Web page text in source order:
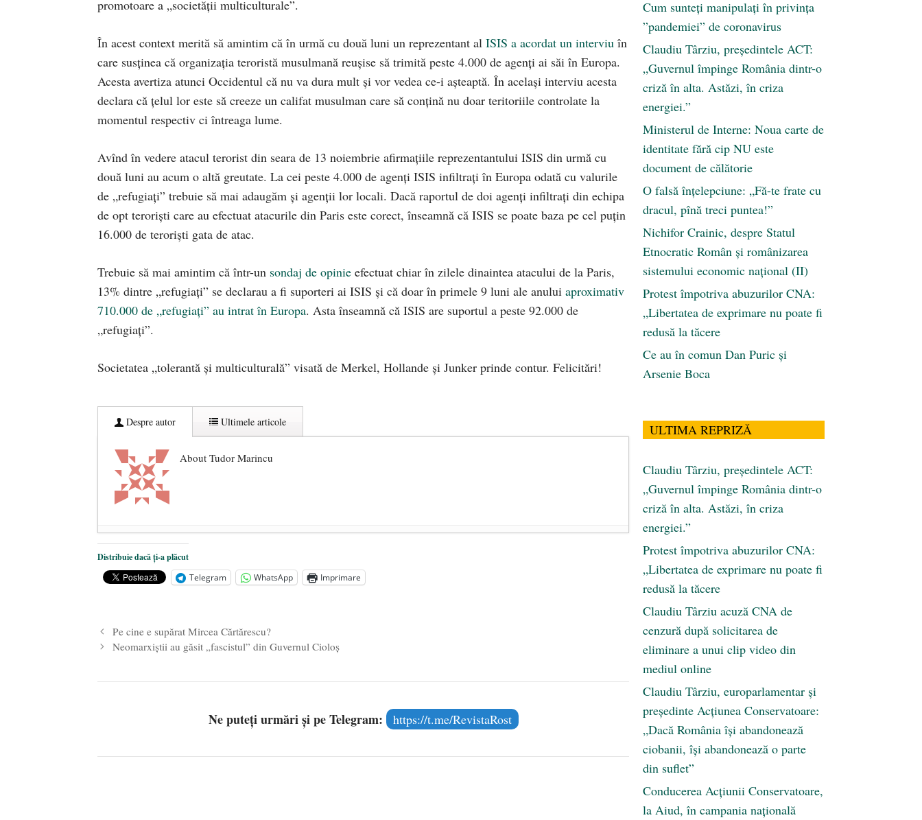
promotoare a „societății multiculturale”.
În acest context merită să amintim că în urmă cu două luni un reprezentant al ISIS a acordat un interviu în
care susținea că organizația teroristă musulmană reușise să trimită peste 4.000 de agenți ai săi în Europa.
Acesta avertiza atunci Occidentul că nu va dura mult și vor vedea ce-i așteaptă. În același interviu acesta
declara că țelul lor este să creeze un califat musulman care să conțină nu doar teritoriile controlate la
momentul respectiv ci întreaga lume.
Avînd în vedere atacul terorist din seara de 13 noiembrie afirmațiile reprezentantului ISIS din urmă cu
două luni au acum o altă greutate. La cei peste 4.000 de agenți ISIS infiltrați în Europa odată cu valurile
de „refugiați” trebuie să mai adaugăm și agenții lor locali. Dacă raportul de doi agenți infiltrați din echipa
de opt teroriști care au efectuat atacurile din Paris este corect, înseamnă că ISIS se poate baza pe cel puțin
16.000 de teroriști gata de atac.
Trebuie să mai amintim că într-un sondaj de opinie efectuat chiar în zilele dinaintea atacului de la Paris,
13% dintre „refugiați” se declarau a fi suporteri ai ISIS și că doar în primele 9 luni ale anului aproximativ
710.000 de „refugiați” au intrat în Europa. Asta înseamnă că ISIS are suportul a peste 92.000 de
„refugiați”.
Societatea „tolerantă și multiculturală” visată de Merkel, Hollande și Junker prinde contur. Felicitări!
Despre autor Ultimele articole
About Tudor Marincu
De ce propaganda LGBT nu-și are locul în unitățile de învățământ
Anarhia din SUA e opera stângii radicale - 2 iunie 2020
Pe zi ce trece mă conving că mass media are prea puțin a face cu informarea
Distribuie dacă ți-a plăcut
Telegram
WhatsApp Imprimare
Pe cine e supărat Mircea Cărtărescu?
Neomarxiştii au găsit „fascistul” din Guvernul Cioloş
Ne puteți urmări și pe Telegram: https://t.me/RevistaRost
Cum sunteți manipulați în privința
”pandemiei” de coronavirus
Claudiu Târziu, președintele ACT:
„Guvernul împinge România dintr-o
criză în alta. Astăzi, în criza
energiei.”
Ministerul de Interne: Noua carte de
identitate fără cip NU este
document de călătorie
O falsă înțelepciune: „Fă-te frate cu
dracul, pînă treci puntea!”
Nichifor Crainic, despre Statul
Etnocratic Român şi românizarea
sistemului economic naţional (II)
Protest împotriva abuzurilor CNA:
„Libertatea de exprimare nu poate fi
redusă la tăcere
Ce au în comun Dan Puric şi
Arsenie Boca
ULTIMA REPRIZĂ
Claudiu Târziu, președintele ACT:
„Guvernul împinge România dintr-o
criză în alta. Astăzi, în criza
energiei.”
Protest împotriva abuzurilor CNA:
„Libertatea de exprimare nu poate fi
redusă la tăcere
Claudiu Târziu acuză CNA de
cenzură după solicitarea de
eliminare a unui clip video din
mediul online
Claudiu Târziu, europarlamentar și
președinte Acțiunea Conservatoare:
„Dacă România își abandonează
ciobanii, își abandonează o parte
din suflet”
Conducerea Acțiunii Conservatoare,
la Aiud, în campania națională